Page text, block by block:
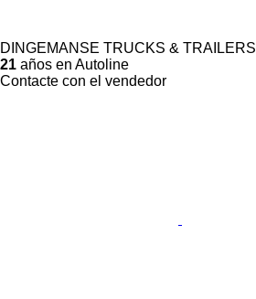
DINGEMANSE TRUCKS & TRAILERS
21 años en Autoline
Contacte con el vendedor